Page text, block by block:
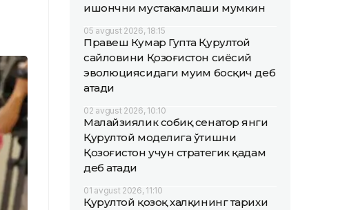
ишончни мустаҳкамлаши мумкин
05 avgust 2026, 18:15
Правеш Кумар Гупта Қурултой
сайловини Қозоғистон сиёсий
эволюциясидаги муҳим босқич деб
атади
02 avgust 2026, 10:10
Малайзиялик собиқ сенатор янги
Қурултой моделига ўтишни
Қозоғистон учун стратегик қадам
деб атади
01 avgust 2026, 11:10
Қурултой қозоқ халқининг тарихи